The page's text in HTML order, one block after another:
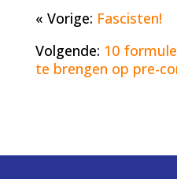
« Vorige: Fascisten!
Volgende: 10
te brengen op pre-